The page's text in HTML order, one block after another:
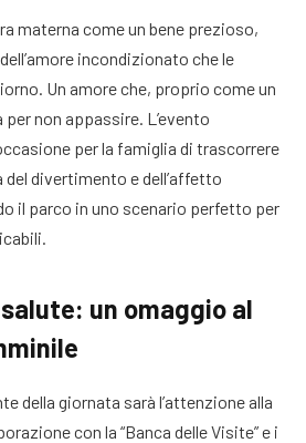
materna come un bene prezioso,
incondizionato che le
Un amore che, proprio come un
non appassire. L’evento
per la famiglia di trascorrere
del divertimento e dell’affetto
il parco in uno scenario perfetto per
un omaggio al
della giornata sarà l’attenzione alla
con la “Banca delle Visite” e i